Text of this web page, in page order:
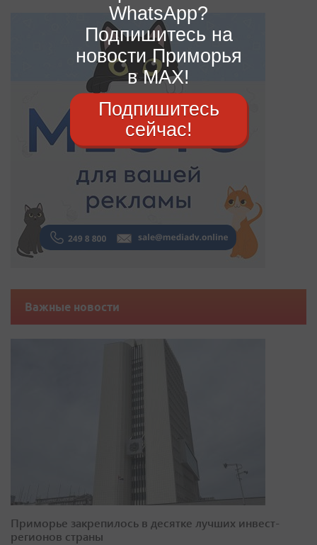
Важные новости
Приморье закрепилось в десятке лучших инвест-
регионов страны
WhatsApp?
Подпишитесь на
новости Приморья
в MAX!
Подпишитесь
сейчас!